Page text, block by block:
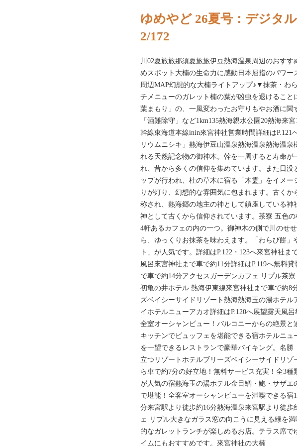
ゆめやど 26夏号：デジタ
2/172
川02夏旅旅那須夏旅旅伊豆熱海温泉周辺のおすす
めスポット大楠の生命力に感動日本屈指のパワー
周辺MAP幻想的な大楠ライトアップ♪▼抹茶・わ
チメニューのガレット楠の葉が凶虫を退けること
葉まもり」の、一風変わったお守りもやお酒に関
「酒難除守」など1km135熱海親水公園20熱海来
幹線東海道本線inin來宮神社営業時間詳細はP.121
リウムニシキ」熱海伊豆山温泉熱海温泉熱海温泉
れる天然記念物の御神木。幹を一周すると寿命が
れ、昔から多くの信仰を集めています。また日没
ップが行われ、杜の草木に宿る「木霊」をイメー
りが灯り、幻想的な雰囲気に包まれます。古くか
称され、熱海郷の地主の神として鎮座している神
神として古くから信仰されています。茶寮 五色
4軒あるカフェの内の一つ。御神木の側で川のせ
ら、ゆっくりお抹茶を味わえます。「わらび餅」
ト」が人気です。詳細はP.122・123へ來宮神社ま
風呂來宮神社まで車で約11分詳細はP.119へ無料貸
で車で約14分アクセスガーデンカフェ リプル茶
初亀の井ホテル 熱海伊東線來宮神社まで車で約8
ズベイシーサイドリゾート熱海熱海玉の湯ホテル
イホテルニューアカオ詳細はP.120へ展望露天風
全室オーシャンビュー！バルコニーからの絶景と
キッチンでビュッフェを堪能できる宿ホテルニュ
を一望できるレストランで豪華バイキング。名勝
立つリゾートホテルブリーズベイシーサイドリゾ
ら車で約7分の好立地！無料サービス充実！全3種
が人気の宿熱海玉の湯ホテル金目鯛・鮑・サザエ
で堪能！全客室オーシャンビューを満喫できる宿
分来宮駅より徒歩約16分熱海温泉来宮駅より徒歩
ェ リプル大きなガラス窓の向こうに見える緑を
的なガレットランチが楽しめるお店。テラス席で
イムにもおすすめです。來宮神社の大楠